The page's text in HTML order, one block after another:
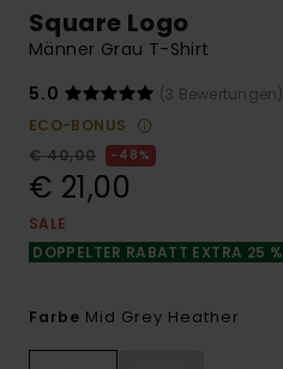
Square Logo
Männer Grau T-Shirt
5.0
(3 Bewertungen)
ECO-BONUS
€ 40,00
48%
€ 21,00
SALE
DOPPELTER RABATT EXTRA 25 %
Farbe Mid Grey Heather